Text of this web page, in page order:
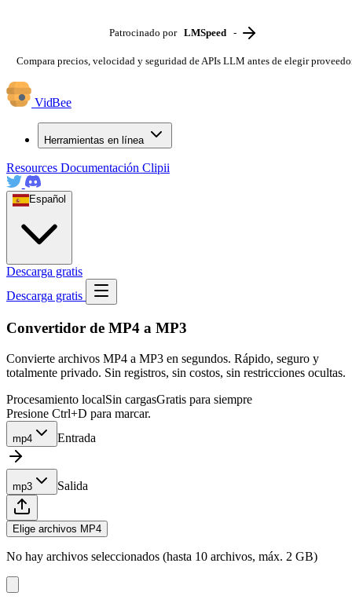
Patrocinado por LMSpeed -
Compara precios, velocidad y seguridad de APIs LLM antes de elegir
VidBee
Herramientas en línea
Resources Documentación Clipii
Español
Descarga gratis
Descarga gratis
Convertidor de MP4 a MP3
Convierte archivos MP4 a MP3 en segundos. Rápido, seguro y
totalmente privado. Sin registros, sin costos, sin restricciones ocultas.
Procesamiento localSin cargasGratis para siempre
Presione Ctrl+D para marcar.
mp4 Entrada
mp3 Salida
Elige archivos MP4
No hay archivos seleccionados (hasta 10 archivos, máx. 2 GB)